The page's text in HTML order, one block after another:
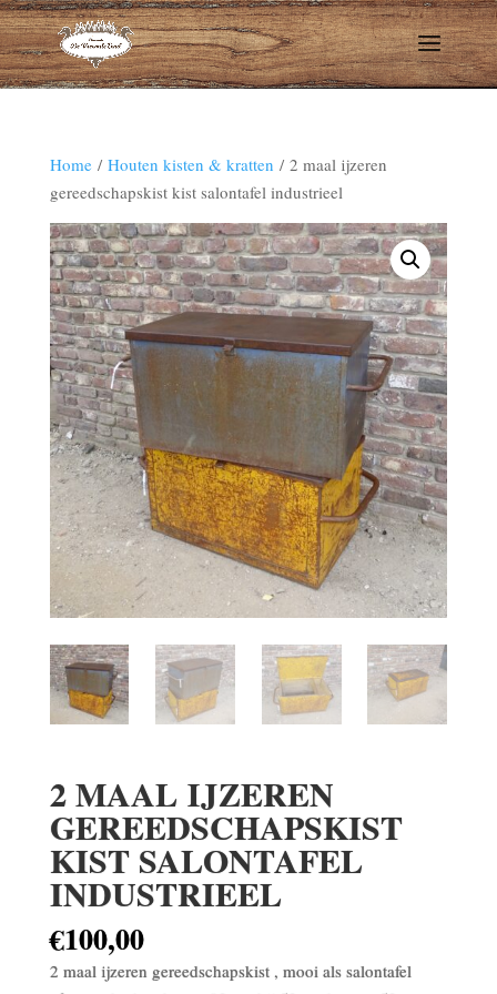
Home/ Houten kisten & kratten / 2 maal ijzeren
gereedschapskist kist salontafel industrieel
2 MAAL IJZEREN
GEREEDSCHAPSKIST
KIST SALONTAFEL
INDUSTRIEEL
€100,00
2 maal ijzeren gereedschapskist , mooi als salontafel